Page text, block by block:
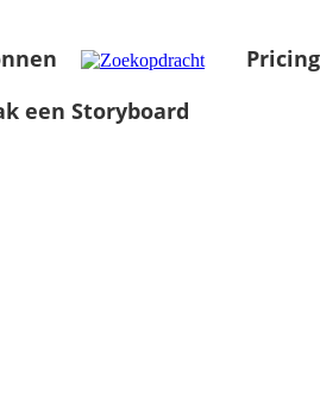
Pricing
een Storyboard